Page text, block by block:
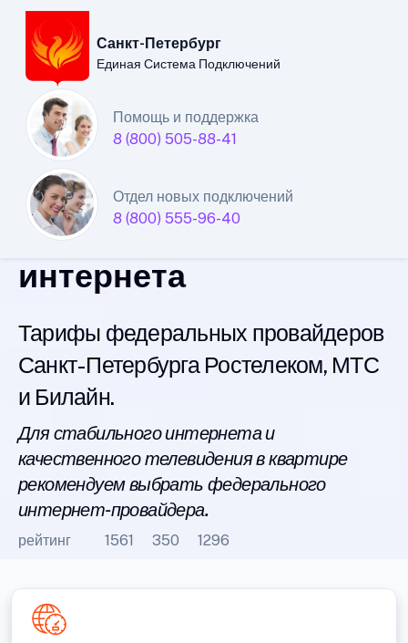
Санкт-Петербург
Единая Система Подключений
Помощь и поддержка
8 (800) 505-88-41
Отдел новых подключений
8 (800) 555-96-40
Санкт-Петербургский
филиал
Единой Системы
Подключений
интернета
Тарифы федеральных провайдеров
Санкт-Петербурга Ростелеком, МТС
и Билайн.
Для стабильного интернета и
качественного телевидения в квартире
рекомендуем выбрать федерального
интернет-провайдера.
рейтинг 1561 350 1296